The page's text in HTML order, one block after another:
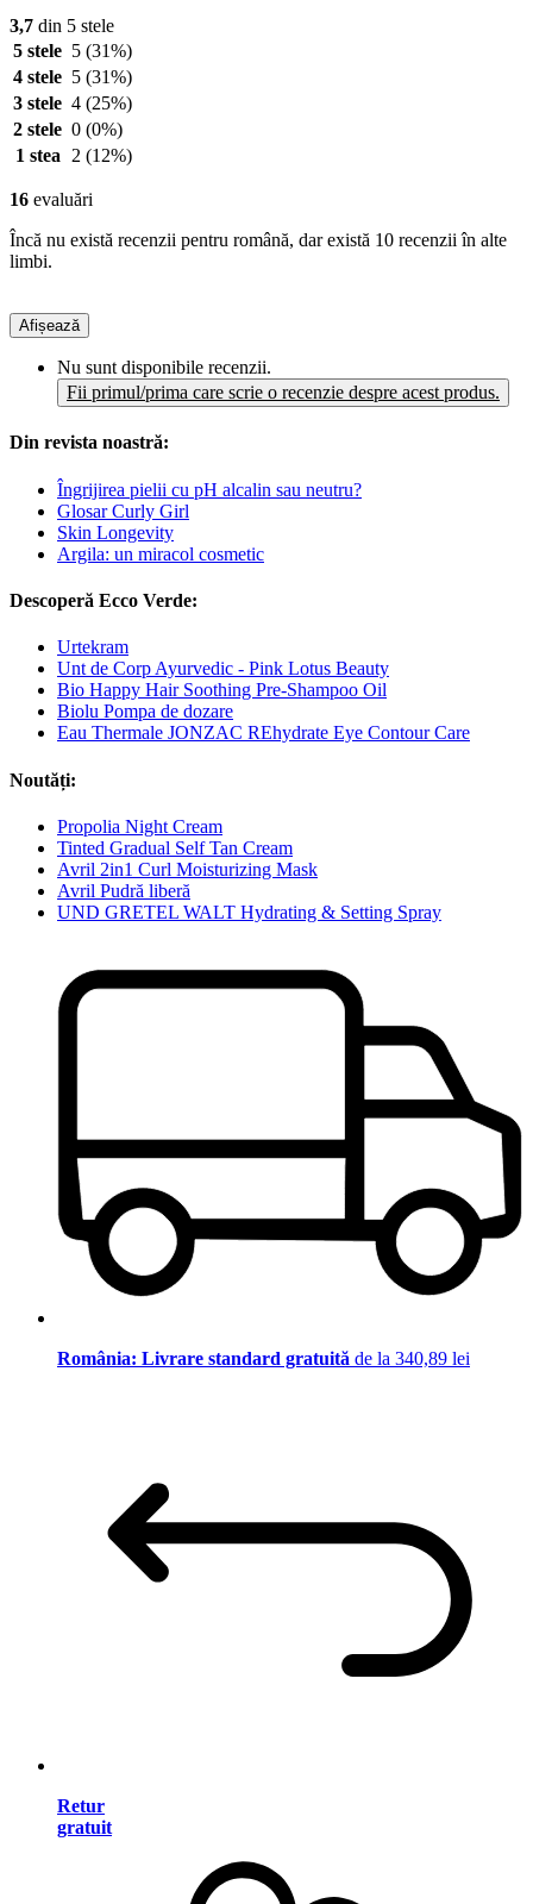
3,7 din 5 stele
5 stele 5 (31%)
4 stele 5 (31%)
3 stele 4 (25%)
2 stele 0 (0%)
1 stea
2 (12%)
16 evaluări
Încă nu există recenzii pentru română, dar există 10 recenzii în alte
limbi.
Afișează
Nu sunt disponibile recenzii.
Fii primul/prima care scrie o recenzie despre acest produs.
Din revista noastră:
Îngrijirea pielii cu pH alcalin sau neutru?
Glosar Curly Girl
Skin Longevity
Argila: un miracol cosmetic
Descoperă Ecco Verde:
Urtekram
Unt de Corp Ayurvedic - Pink Lotus Beauty
Bio Happy Hair Soothing Pre-Shampoo Oil
Biolu Pompa de dozare
Eau Thermale JONZAC REhydrate Eye Contour Care
Noutăți:
Propolia Night Cream
Tinted Gradual Self Tan Cream
Avril 2in1 Curl Moisturizing Mask
Avril Pudră liberă
UND GRETEL WALT Hydrating & Setting Spray
România: Livrare standard gratuită de la 340,89 lei
Retur
gratuit